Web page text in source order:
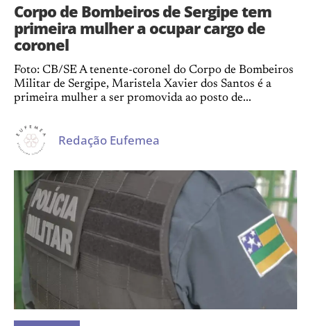
Corpo de Bombeiros de Sergipe tem
primeira mulher a ocupar cargo de
coronel
Foto: CB/SE A tenente-coronel do Corpo de Bombeiros
Militar de Sergipe, Maristela Xavier dos Santos é a
primeira mulher a ser promovida ao posto de...
Redação Eufemea